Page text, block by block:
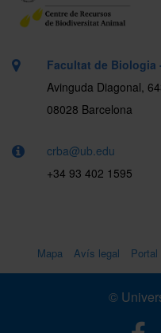
Facultat de Biologia
Avinguda Diagonal,
08028 Barcelona
crba@ub.edu
+34 93 402 1595
Mapa Avís legal
©